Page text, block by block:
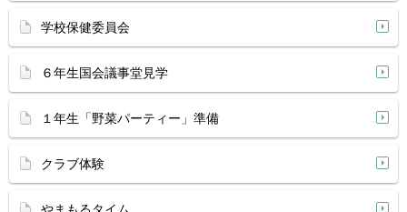
学校保健委員会
６年生国会議事堂見学
１年生「野菜パーティー」準備
クラブ体験